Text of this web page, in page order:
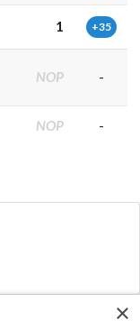
1 +35
NOP -
NOP -
×